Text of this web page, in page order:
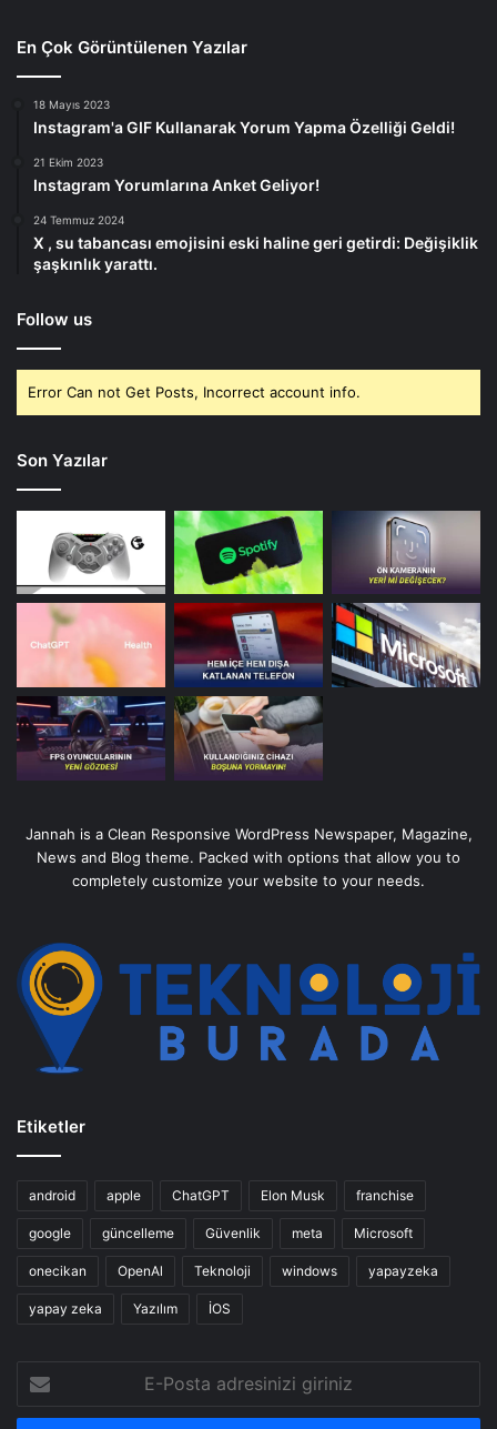
En Çok Görüntülenen Yazılar
18 Mayıs 2023
Instagram'a GIF Kullanarak Yorum Yapma Özelliği Geldi!
21 Ekim 2023
Instagram Yorumlarına Anket Geliyor!
24 Temmuz 2024
X , su tabancası emojisini eski haline geri getirdi: Değişiklik
şaşkınlık yarattı.
Follow us
Error Can not Get Posts, Incorrect account info.
Son Yazılar
Jannah is a Clean Responsive WordPress Newspaper, Magazine,
News and Blog theme. Packed with options that allow you to
completely customize your website to your needs.
Etiketler
android apple ChatGPT Elon Musk franchise
google güncelleme Güvenlik meta Microsoft
onecikan OpenAl Teknoloji windows yapayzeka
yapay zeka Yazılım İOS
Posta
adresinizi